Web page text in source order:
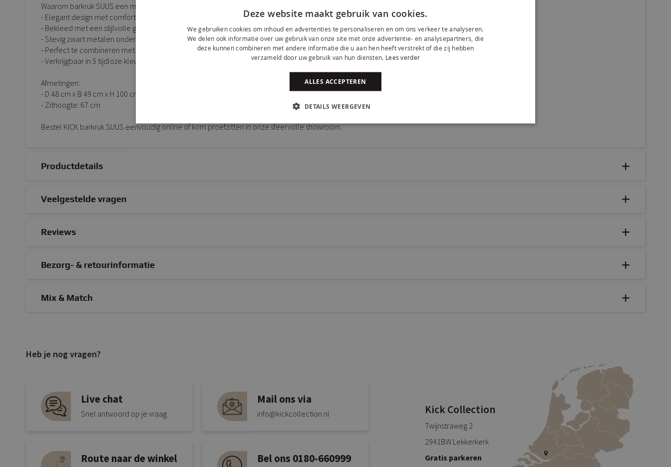
Waarom barkruk SUUS een musthave is:
- Elegant design met comfortabele zitting en armleuningen
- Bekleed met een stijlvolle gemêleerde textuurstof
- Stevig zwart metalen onderstel voor een moderne look
- Perfect te combineren met eetkamerstoel GUUS
- Verkrijgbaar in 5 tijdloze kleuren
Afmetingen:
- D 48 cm x B 49 cm x H 100 cm
- Zithoogte: 67 cm
Bestel KICK barkruk SUUS eenvoudig online of kom proefzitten in onze sfeervolle showroom.
Productdetails
Veelgestelde vragen
Reviews
Bezorg- & retourinformatie
Mix & Match
Heb je nog vragen?
Live chat
Snel antwoord op je vraag
Mail ons via
info@kickcollection.nl
Route naar de winkel Bel ons 0180-660999
Kick Collection
Twijnstraweg 2
2941BW Lekkerkerk
Gratis parkeren
Deze website maakt gebruik van cookies.
We gebruiken cookies om inhoud en advertenties te personaliseren en om ons verkeer te analyseren.
We delen ook informatie over uw gebruik van onze site met onze advertentie- en analysepartners, die
deze kunnen combineren met andere informatie die u aan hen heeft verstrekt of die zij hebben
verzameld door uw gebruik van hun diensten. Lees verder
ALLES ACCEPTEREN
DETAILS WEERGEVEN